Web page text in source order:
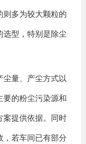
多为较大颗粒的
型，特别是除尘
量、产尘方式以
要的粉尘污染源和
案提供依据。同时
若车间已有部分